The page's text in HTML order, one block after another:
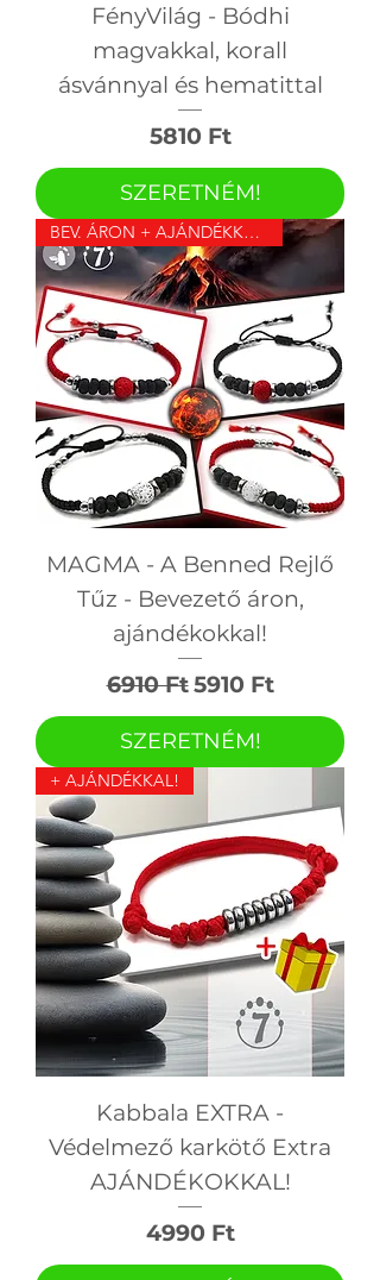
FényVilág - Bódhi
magvakkal, korall
ásvánnyal és hematittal
Ár
5810 Ft
SZERETNÉM!
BEV. ÁRON + AJÁNDÉKKAL!
MAGMA - A Benned Rejlő
Tűz - Bevezető áron,
ajándékokkal!
Szokásos ár
6910 FtAkciós ár
5910 Ft
SZERETNÉM!
+ AJÁNDÉKKAL!
Kabbala EXTRA -
Védelmező karkötő Extra
AJÁNDÉKOKKAL!
Ár
4990 Ft